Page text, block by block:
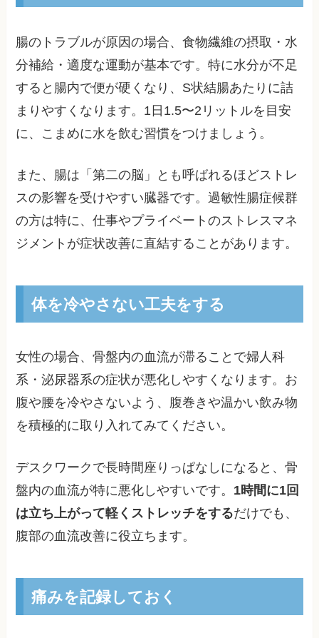
腸のトラブルが原因の場合、食物繊維の摂取・水
分補給・適度な運動が基本です。特に水分が不足
すると腸内で便が硬くなり、S状結腸あたりに詰
まりやすくなります。1日1.5〜2リットルを目安
に、こまめに水を飲む習慣をつけましょう。
また、腸は「第二の脳」とも呼ばれるほどストレ
スの影響を受けやすい臓器です。過敏性腸症候群
の方は特に、仕事やプライベートのストレスマネ
ジメントが症状改善に直結することがあります。
体を冷やさない工夫をする
女性の場合、骨盤内の血流が滞ることで婦人科
系・泌尿器系の症状が悪化しやすくなります。お
腹や腰を冷やさないよう、腹巻きや温かい飲み物
を積極的に取り入れてみてください。
デスクワークで長時間座りっぱなしになると、骨
盤内の血流が特に悪化しやすいです。 1時間に1回
は立ち上がって軽くストレッチをするだけでも、
腹部の血流改善に役立ちます。
痛みを記録しておく